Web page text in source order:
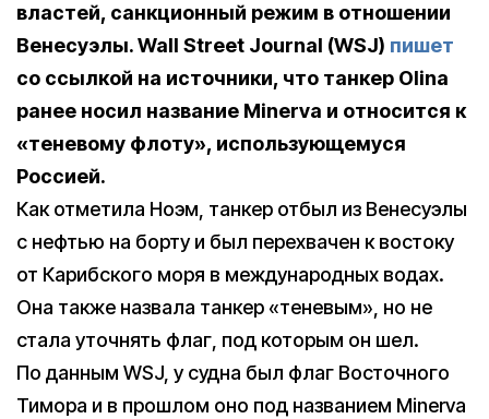
властей, санкционный режим в отношении
Венесуэлы. Wall Street Journal (WSJ) пишет
со ссылкой на источники, что танкер Olina
ранее носил название Minerva и относится к
«теневому флоту», использующемуся
Россией.
Как отметила Ноэм, танкер отбыл из Венесуэлы
с нефтью на борту и был перехвачен к востоку
от Карибского моря в международных водах.
Она также назвала танкер «теневым», но не
стала уточнять флаг, под которым он шел.
По данным WSJ, у судна был флаг Восточного
Тимора и в прошлом оно под названием Minerva